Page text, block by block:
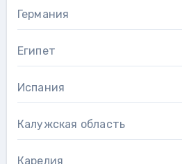
Германия
Египет
Испания
Калужская область
Карелия